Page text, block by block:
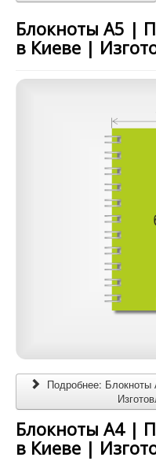
Блокноты А5 |
в Киеве |
Подробнее: Блокноты
Блокноты А4 |
в Киеве |